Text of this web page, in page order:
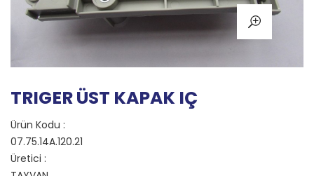
TRIGER ÜST KAPAK IÇ
Ürün Kodu :
07.75.14A.120.21
Üretici :